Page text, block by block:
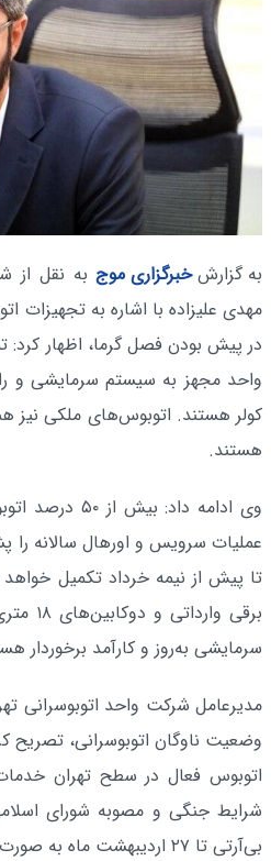
به گزارشخبرگزاری موج به نقل از
مهدی علیزاده با اشاره به تجهیزات
در پیش بودن فصل گرما، اظهار
واحد مجهز به سیستم سرمایشی و
کولر هستند. اتوبوس‌های ملکی نیز
هستند.
وی ادامه داد:
عملیات سرویس و اورهال سالانه را
تا پیش از نیمه خرداد تکمیل
برقی
سرمایشی به‌روز و کارآمد برخوردار
مدیرعامل شرکت واحد اتوبوسرانی
اتوبوس فعال در سطح تهران
شرایط جنگی و مصوبه شورای
بی‌آرتی تا ۲۷ اردیبهشت ماه به صورت رایگان ادامه دارد.